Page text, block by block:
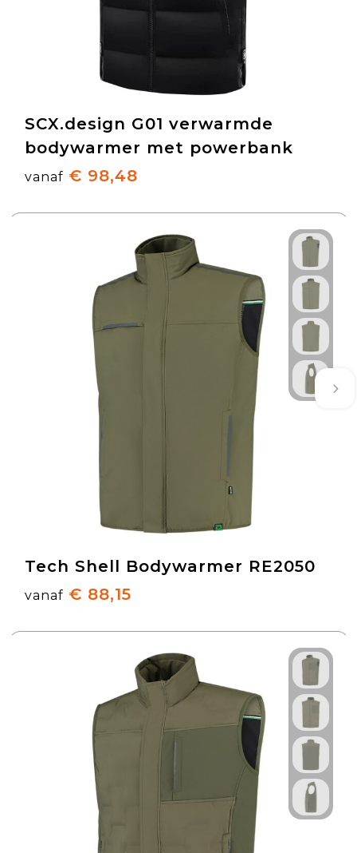
SCX.design G01 verwarmde
bodywarmer met powerbank
vanaf € 98,48
Tech Shell Bodywarmer RE2050
vanaf € 88,15